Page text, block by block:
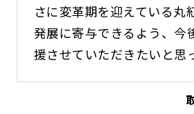
さに変革期を迎えている丸
発展に寄与できるよう、今
援させていただきたいと思